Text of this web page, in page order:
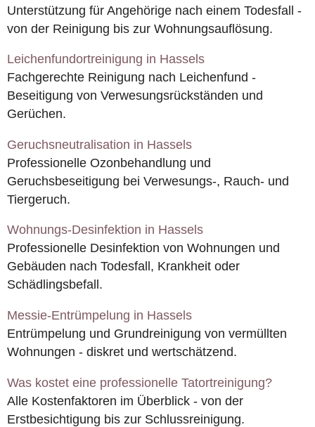
Unterstützung für Angehörige nach einem Todesfall -
von der Reinigung bis zur Wohnungsauflösung.
Leichenfundortreinigung in Hassels
Fachgerechte Reinigung nach Leichenfund -
Beseitigung von Verwesungsrückständen und
Gerüchen.
Geruchsneutralisation in Hassels
Professionelle Ozonbehandlung und
Geruchsbeseitigung bei Verwesungs-, Rauch- und
Tiergeruch.
Wohnungs-Desinfektion in Hassels
Professionelle Desinfektion von Wohnungen und
Gebäuden nach Todesfall, Krankheit oder
Schädlingsbefall.
Messie-Entrümpelung in Hassels
Entrümpelung und Grundreinigung von vermüllten
Wohnungen - diskret und wertschätzend.
Was kostet eine professionelle Tatortreinigung?
Alle Kostenfaktoren im Überblick - von der
Erstbesichtigung bis zur Schlussreinigung.